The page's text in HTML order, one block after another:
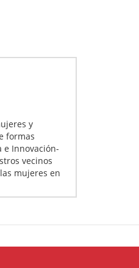
y
formas
e Innovación-
vecinos
mujeres en